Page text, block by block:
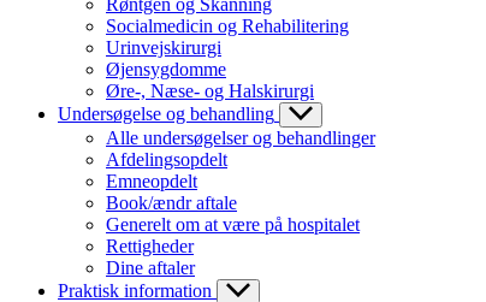
Røntgen og Skanning
Socialmedicin og Rehabilitering
Urinvejskirurgi
Øjensygdomme
Øre-, Næse- og Halskirurgi
Undersøgelse og behandling
Alle undersøgelser og behandlinger
Afdelingsopdelt
Emneopdelt
Book/ændr aftale
Generelt om at være på hospitalet
Rettigheder
Dine aftaler
Praktisk information